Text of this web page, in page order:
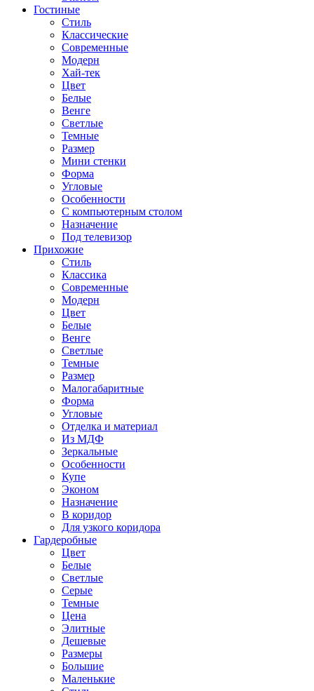
Гостиные
Стиль
Классические
Современные
Модерн
Хай-тек
Цвет
Белые
Венге
Светлые
Темные
Размер
Мини стенки
Форма
Угловые
Особенности
С компьютерным столом
Назначение
Под телевизор
Прихожие
Стиль
Классика
Современные
Модерн
Цвет
Белые
Венге
Светлые
Темные
Размер
Малогабаритные
Форма
Угловые
Отделка и материал
Из МДФ
Зеркальные
Особенности
Купе
Эконом
Назначение
В коридор
Для узкого коридора
Гардеробные
Цвет
Белые
Светлые
Серые
Темные
Цена
Элитные
Дешевые
Размеры
Большие
Маленькие